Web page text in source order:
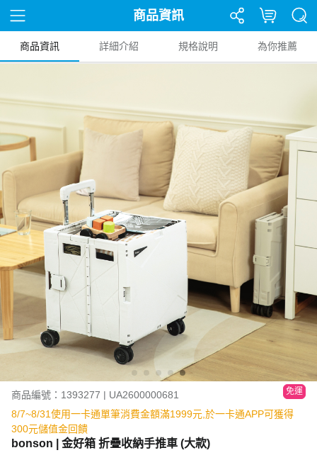
商品資訊
商品資訊 詳細介紹 規格說明 為你推薦
商品編號：1393277 | UA2600000681 免運
8/7~8/31使用一卡通單筆消費金額滿1999元,於一卡通APP可獲得
300元儲值金回饋
bonson | 金好箱 折疊收納手推車 (大款)